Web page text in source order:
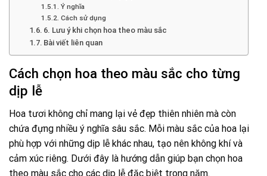
Ý nghĩa
Cách sử dụng
6. Lưu ý khi chọn hoa theo màu sắc
Bài viết liên quan
Cách chọn hoa theo màu sắc cho từng
dịp lễ
Hoa tươi không chỉ mang lại vẻ đẹp thiên nhiên mà còn
chứa đựng nhiều ý nghĩa sâu sắc. Mỗi màu sắc của hoa lại
phù hợp với những dịp lễ khác nhau, tạo nên không khí và
cảm xúc riêng. Dưới đây là hướng dẫn giúp bạn chọn hoa
theo màu sắc cho các dịp lễ đặc biệt trong năm.